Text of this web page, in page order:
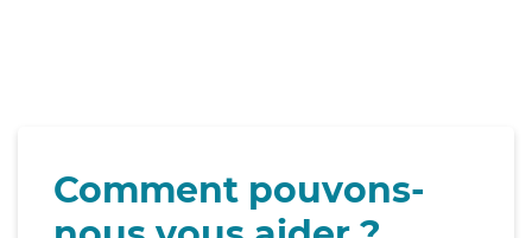
Comment pouvons-